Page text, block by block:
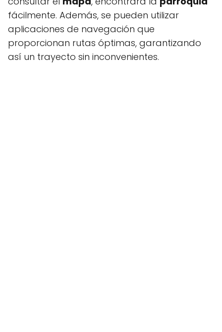
fácilmente. Además, se pueden utilizar
aplicaciones de navegación que
proporcionan rutas óptimas, garantizando
así un trayecto sin inconvenientes.